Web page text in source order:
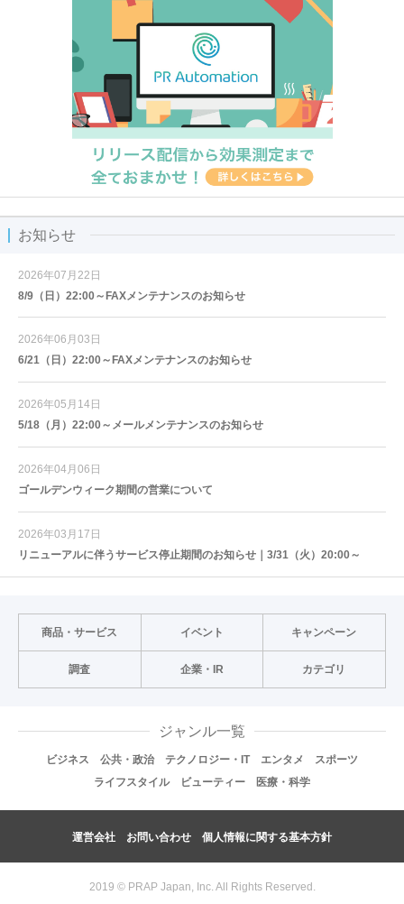
お知らせ
2026年07月22日
8/9（日）22:00～FAXメンテナンスのお知らせ
2026年06月03日
6/21（日）22:00～FAXメンテナンスのお知らせ
2026年05月14日
5/18（月）22:00～メールメンテナンスのお知らせ
2026年04月06日
ゴールデンウィーク期間の営業について
2026年03月17日
リニューアルに伴うサービス停止期間のお知らせ｜3/31（火）20:00～
商品・サービス イベント キャンペーン
調査 企業・IR カテゴリ
ジャンル一覧
ビジネス 公共・政治 テクノロジー・IT エンタメ
スポーツ
ライフスタイル
ビューティー 医療・科学
運営会社 お問い合わせ 個人情報に関する基本方針
2019 © PRAP Japan, Inc. All Rights Reserved.